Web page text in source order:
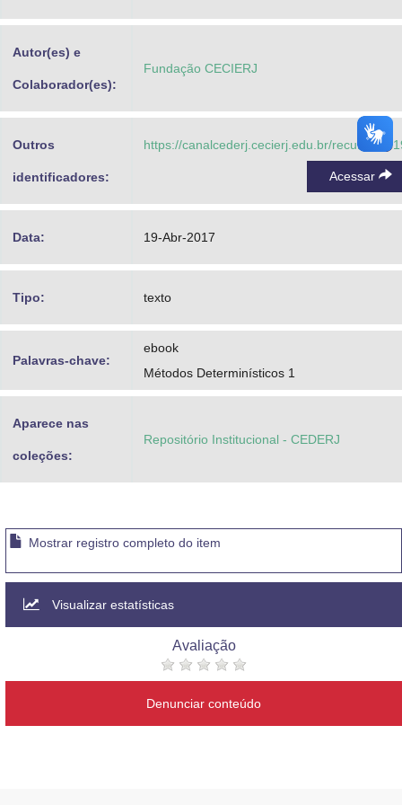
Advocacia-Geral da União
Banco Central do Brasil
Autor(es) e
Colaborador(es):
Fundação CECIERJ
Outros
identificadores:
https://canalcederj.cecierj.edu.br/recurso/
Acessar
Data: 19-Abr-2017
Tipo: texto
Palavras-chave:
ebook
Métodos Determinísticos 1
Aparece nas
coleções:
Repositório Institucional - CEDERJ
Mostrar registro completo do item
Visualizar estatísticas
Avaliação
Denunciar conteúdo